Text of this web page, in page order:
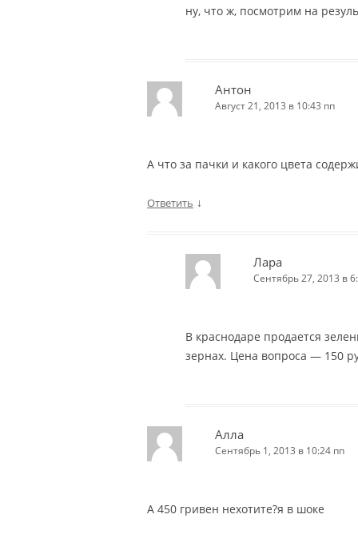
ну, что ж, посмотрим на
Антон
Август 21, 2013 в 10:43 пп
А что за пачки и какого цвета
Ответить ↓
Лара
Сентябрь 27, 2013 в
В краснодаре продается
зернах. Цена вопроса — 150
Алла
Сентябрь 1, 2013 в 10:24 пп
А 450 гривен нехотите?я в шоке